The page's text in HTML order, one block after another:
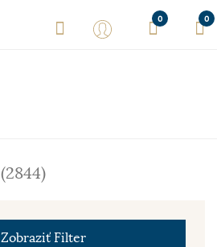
0 0
(2844)
Zobraziť Filter